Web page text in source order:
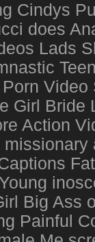
Cindys
does
Lads
Girl Bride
Action
Big Ass
Painful